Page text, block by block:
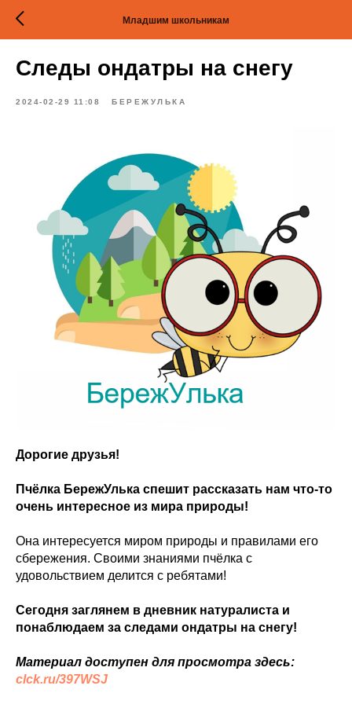
Младшим школьникам
Следы ондатры на снегу
2024-02-29 11:08 БЕРЕЖУЛЬКА
Дорогие друзья!
Пчёлка БережУлька спешит рассказать нам что-то
очень интересное из мира природы!
Она интересуется миром природы и правилами его
сбережения. Своими знаниями пчёлка с
удовольствием делится с ребятами!
Сегодня заглянем в дневник натуралиста и
понаблюдаем за следами ондатры на снегу!
Материал доступен для просмотра здесь:
clck.ru/397WSJ